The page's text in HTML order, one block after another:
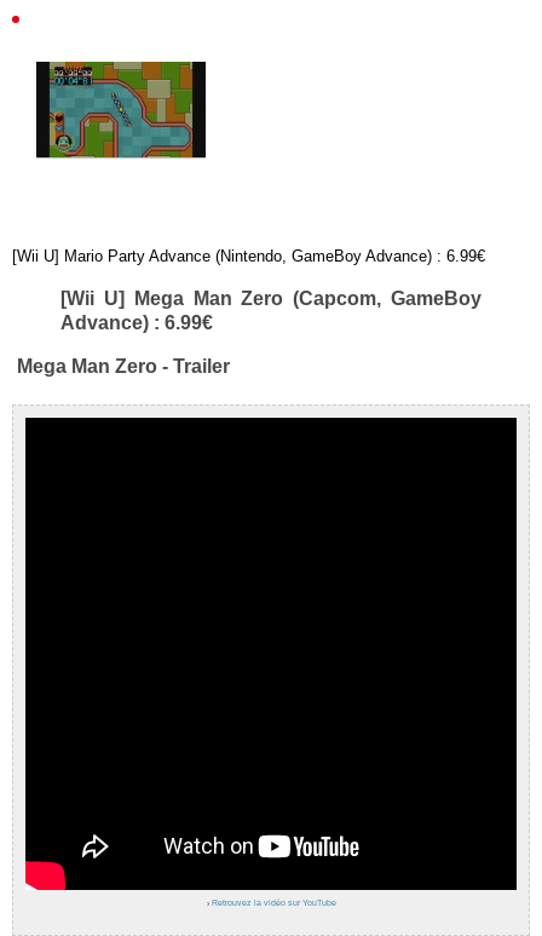
[Wii U] Mario Party Advance (Nintendo, GameBoy Advance) : 6.99€
[Wii U] Mega Man Zero (Capcom, GameBoy
Advance) : 6.99€
Mega Man Zero - Trailer
› Retrouvez la vidéo sur YouTube